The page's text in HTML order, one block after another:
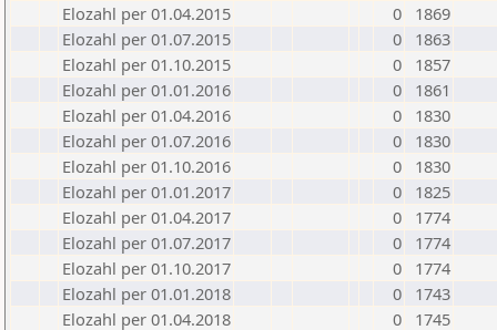
Elozahl per 01.04.2015
0
1869
Elozahl per 01.07.2015
0
1863
Elozahl per 01.10.2015
0
1857
Elozahl per 01.01.2016
0
1861
Elozahl per 01.04.2016
0
1830
Elozahl per 01.07.2016
0
1830
Elozahl per 01.10.2016
0
1830
Elozahl per 01.01.2017
0
1825
Elozahl per 01.04.2017
0
1774
Elozahl per 01.07.2017
0
1774
Elozahl per 01.10.2017
0
1774
Elozahl per 01.01.2018
0
1743
Elozahl per 01.04.2018
0
1745